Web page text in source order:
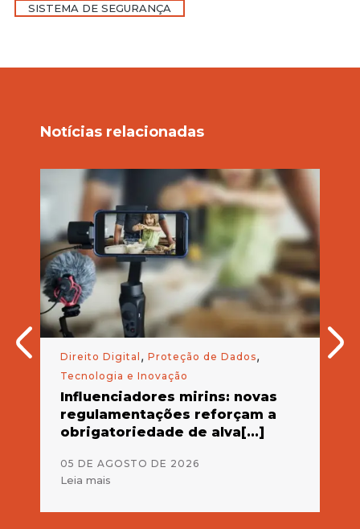
SISTEMA DE SEGURANÇA
Notícias relacionadas
Direito Digital , Proteção de Dados,
Tecnologia e Inovação
Influenciadores mirins: novas
regulamentações reforçam a
obrigatoriedade de alva[...]
05 DE AGOSTO DE 2026
Leia mais